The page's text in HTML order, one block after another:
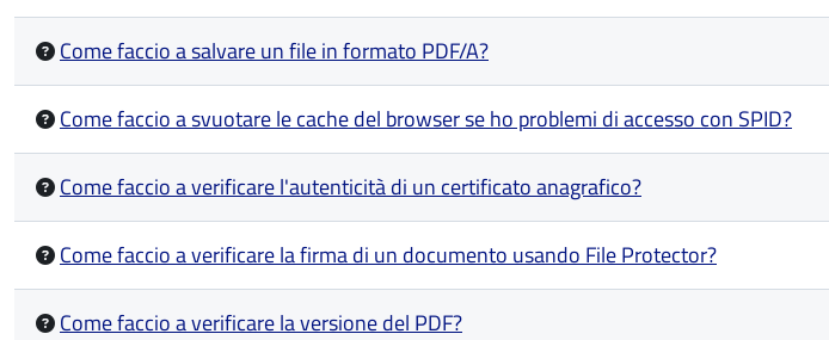
Come faccio a salvare un file in formato PDF/A?
Come faccio a svuotare le cache del browser se ho problemi di accesso con SPID?
Come faccio a verificare l'autenticità di un certificato anagrafico?
Come faccio a verificare la firma di un documento usando File Protector?
Come faccio a verificare la versione del PDF?